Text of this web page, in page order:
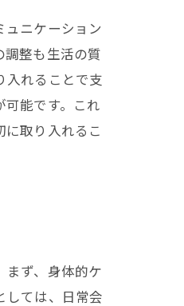
ュニケーション
調整も生活の質
入れることで支
能です。これ
取り入れるこ
まず、身体的ケ
しては、日常会